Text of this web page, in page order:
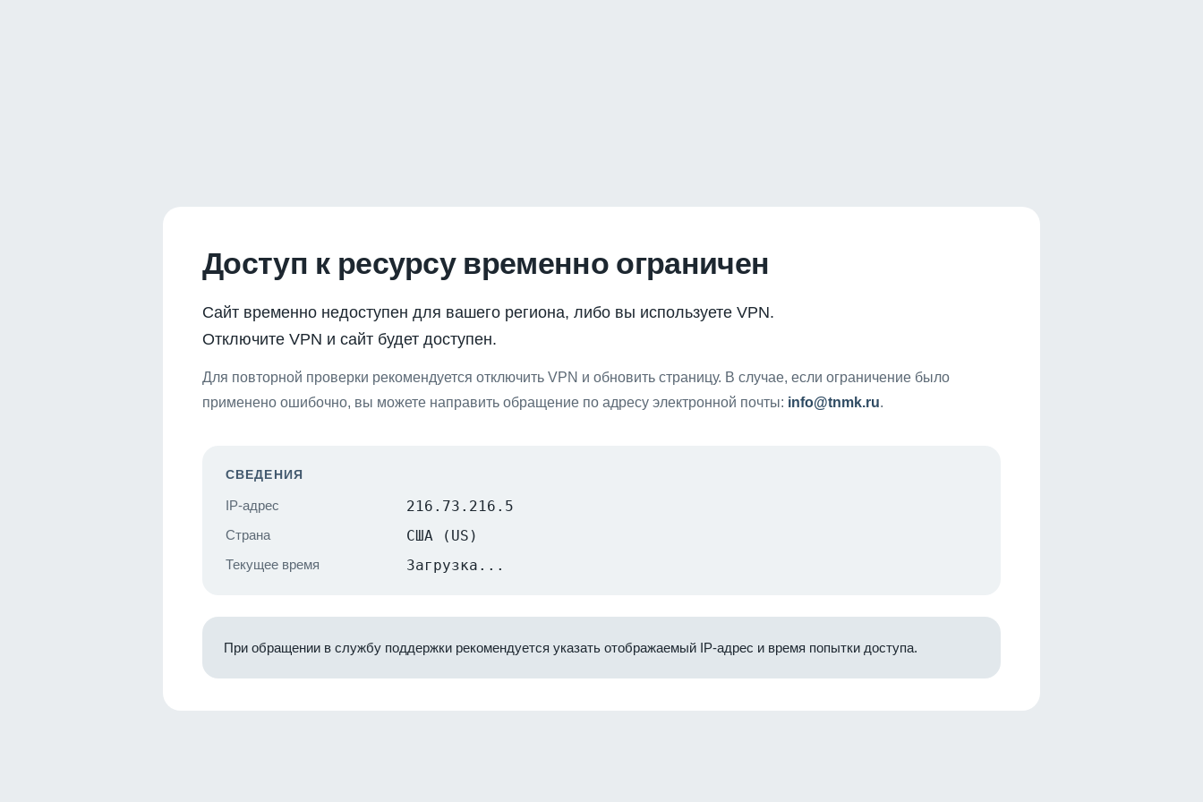
Доступ к ресурсу временно ограничен
Сайт временно недоступен для вашего региона, либо вы используете VPN.
Отключите VPN и сайт будет доступен.
Для повторной проверки рекомендуется отключить VPN и обновить страницу. В случае, если ограничение было
применено ошибочно, вы можете направить обращение по адресу электронной почты: info@tnmk.ru.
СВЕДЕНИЯ
IP-адрес 216.73.216.5
Страна США (US)
Текущее время Загрузка...
При обращении в службу поддержки рекомендуется указать отображаемый IP-адрес и время попытки доступа.